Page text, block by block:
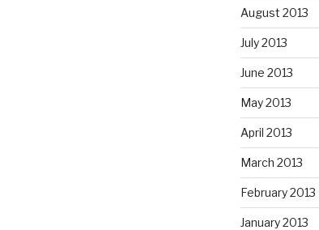
August 2013
July 2013
June 2013
May 2013
April 2013
March 2013
February 2013
January 2013